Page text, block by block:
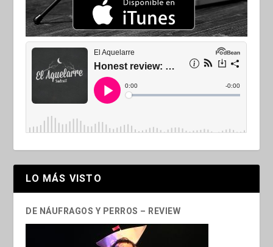
LO MÁS VISTO
DE NÁUFRAGOS Y PERROS – REVIEW